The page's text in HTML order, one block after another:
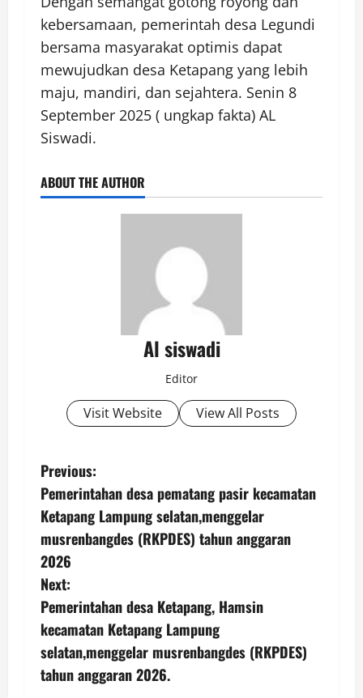
kebersamaan, pemerintah desa Legundi
bersama masyarakat optimis dapat
mewujudkan desa Ketapang yang lebih
maju, mandiri, dan sejahtera. Senin 8
September 2025 ( ungkap fakta) AL
Siswadi.
ABOUT THE AUTHOR
Al siswadi
Editor
Visit Website View All Posts
P
o
s
t
n
a
v
Previous:
Pemerintahan desa pematang pasir kecamatan
Ketapang Lampung selatan,menggelar
musrenbangdes (RKPDES) tahun anggaran
2026
Next:
Pemerintahan desa Ketapang, Hamsin
kecamatan Ketapang Lampung
selatan,menggelar musrenbangdes (RKPDES)
tahun anggaran 2026.